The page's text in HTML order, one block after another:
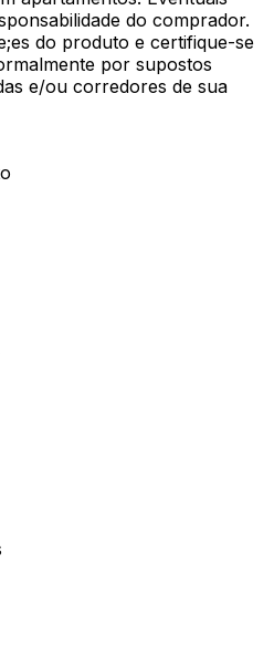
do comprador.
do produto e certifique-se
por supostos
e/ou corredores de sua